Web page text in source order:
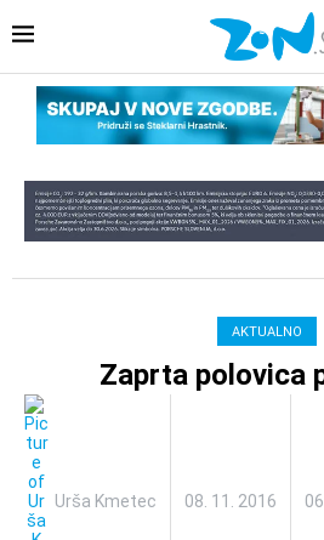
AKTUALNO
Zaprta polovica
Urša Kmetec 08. 11. 2016